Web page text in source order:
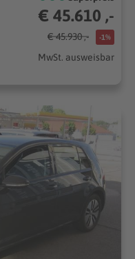
€ 45.610 ,-
€ 45.930 ,- -1%
MwSt. ausweisbar